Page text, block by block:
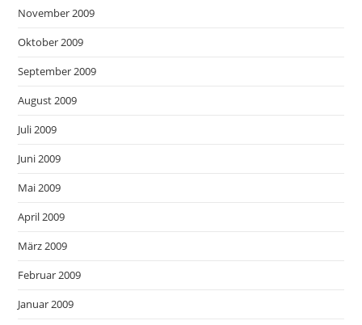
November 2009
Oktober 2009
September 2009
August 2009
Juli 2009
Juni 2009
Mai 2009
April 2009
März 2009
Februar 2009
Januar 2009